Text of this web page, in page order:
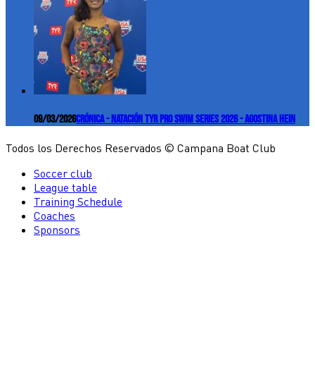
09/03/2026Crónica - Natación TYR Pro Swim Series 2026 - Agostina Hein
Todos los Derechos Reservados © Campana Boat Club
Soccer club
League table
Training Schedule
Coaches
Sponsors